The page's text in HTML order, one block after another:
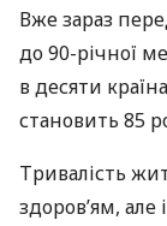
Вже зараз
до 90-річної
в десяти
становить 85
Тривалість
здоров’ям, але